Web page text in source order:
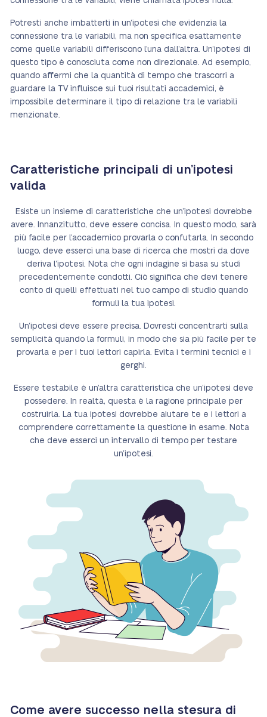
Potresti anche imbatterti in un’ipotesi che evidenzia la
connessione tra le variabili, ma non specifica esattamente
come quelle variabili differiscono l’una dall’altra. Un’ipotesi di
questo tipo è conosciuta come non direzionale. Ad esempio,
quando affermi che la quantità di tempo che trascorri a
guardare la TV influisce sui tuoi risultati accademici, è
impossibile determinare il tipo di relazione tra le variabili
menzionate.
Caratteristiche principali di un’ipotesi
valida
Esiste un insieme di caratteristiche che un’ipotesi dovrebbe
avere. Innanzitutto, deve essere concisa. In questo modo, sarà
più facile per l’accademico provarla o confutarla. In secondo
luogo, deve esserci una base di ricerca che mostri da dove
deriva l’ipotesi. Nota che ogni indagine si basa su studi
precedentemente condotti. Ciò significa che devi tenere
conto di quelli effettuati nel tuo campo di studio quando
formuli la tua ipotesi.
Un’ipotesi deve essere precisa. Dovresti concentrarti sulla
semplicità quando la formuli, in modo che sia più facile per te
provarla e per i tuoi lettori capirla. Evita i termini tecnici e i
gerghi.
Essere testabile è un’altra caratteristica che un’ipotesi deve
possedere. In realtà, questa è la ragione principale per
costruirla. La tua ipotesi dovrebbe aiutare te e i lettori a
comprendere correttamente la questione in esame. Nota
che deve esserci un intervallo di tempo per testare
un’ipotesi.
Come avere successo nella stesura di